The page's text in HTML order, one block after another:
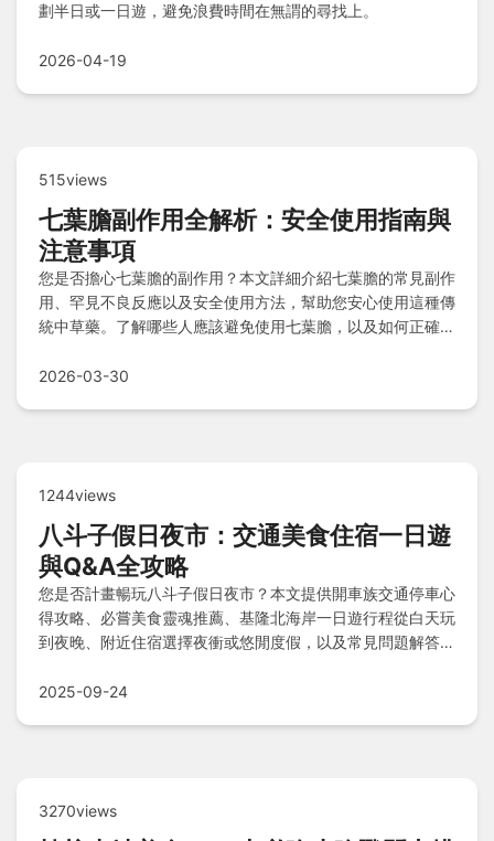
劃半日或一日遊，避免浪費時間在無謂的尋找上。
2026-04-19
515views
七葉膽副作用全解析：安全使用指南與
注意事項
您是否擔心七葉膽的副作用？本文詳細介紹七葉膽的常見副作
用、罕見不良反應以及安全使用方法，幫助您安心使用這種傳
統中草藥。了解哪些人應該避免使用七葉膽，以及如何正確選
2026-03-30
1244views
八斗子假日夜市：交通美食住宿一日遊
與Q&A全攻略
您是否計畫暢玩八斗子假日夜市？本文提供開車族交通停車心
得攻略、必嘗美食靈魂推薦、基隆北海岸一日遊行程從白天玩
到夜晚、附近住宿選擇夜衝或悠閒度假，以及常見問題解答，
2025-09-24
3270views